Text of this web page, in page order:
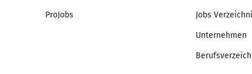
ProJobs Jobs
Unternehmen